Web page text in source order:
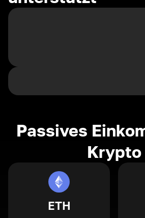
Passives
Krypto
ETH